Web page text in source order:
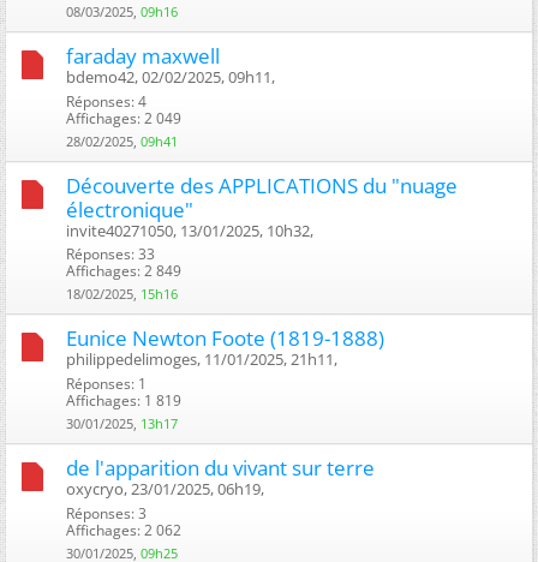
08/03/2025, 09h16
faraday maxwell
bdemo42, 02/02/2025, 09h11, ‎
Réponses: 4
Affichages: 2 049
28/02/2025, 09h41
Découverte des APPLICATIONS du "nuage
électronique"
invite40271050, 13/01/2025, 10h32, ‎
Réponses: 33
Affichages: 2 849
18/02/2025, 15h16
Eunice Newton Foote (1819-1888)
philippedelimoges, 11/01/2025, 21h11, ‎
Réponses: 1
Affichages: 1 819
30/01/2025, 13h17
de l'apparition du vivant sur terre
oxycryo, 23/01/2025, 06h19, ‎
Réponses: 3
Affichages: 2 062
30/01/2025, 09h25